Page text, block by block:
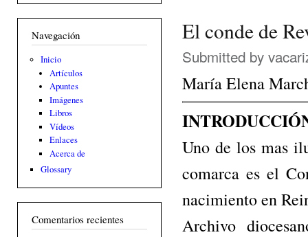
Navegación
Inicio
Artículos
Apuntes
Imágenes
Libros
Vídeos
Enlaces
Acerca de
Glossary
Comentarios recientes
El conde de
Submitted by
María Elena
Uno de los mas
comarca es el
nacimiento en
Archivo